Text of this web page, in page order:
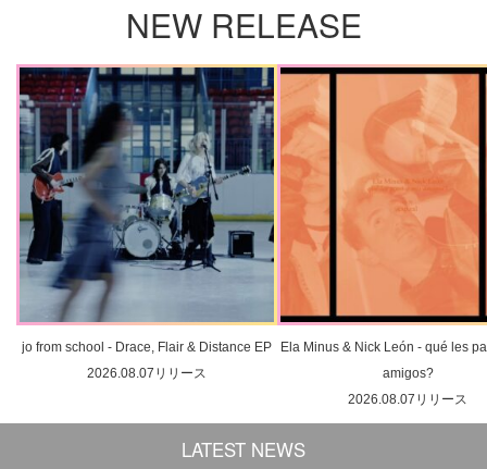
NEW RELEASE
jo from school - Drace, Flair & Distance EP
2026.08.07リリース
Ela Minus & Nick León - qué les
amigos?
2026.08.07リリース
LATEST NEWS